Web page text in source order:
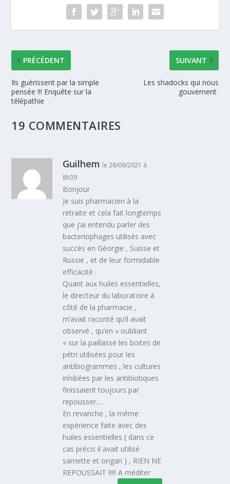
PRÉCÉDENT
Ils guérissent par la simple
pensée !!! Enquête sur la
télépathie
SUIVANT
Les shadocks qui nous
gouvernent
19 COMMENTAIRES
Guilhem le 26/09/2021 à
8h39
Bonjour
Je suis pharmacien à la
retraite et cela fait longtemps
que j’ai entendu parler des
bacteriophages utilisés avec
succès en Géorgie , Suisse et
Russie , et de leur formidable
efficacité .
Quant aux huiles essentielles,
le directeur du laboratoire à
côté de la pharmacie ,
m’avait raconté qu’il avait
observé , qu’en « oubliant
« sur la paillasse les boites de
pétri utilisées pour les
antibiogrammes , les cultures
inhibées par les antibiotiques
finissaient toujours par
repousser….
En revanche , la même
expérience faite avec des
huiles essentielles ( dans ce
cas précis il avait utilisé
sarriette et origan ) , RIEN NE
REPOUSSAIT !!!!! A méditer